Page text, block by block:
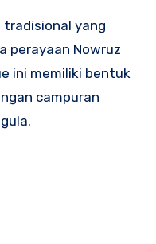
tradisional yang
perayaan Nowruz
ini memiliki bentuk
campuran